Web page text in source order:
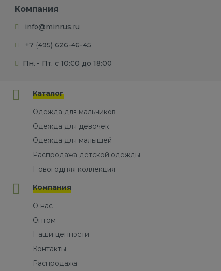
Компания
info@minrus.ru
+7 (495) 626-46-45
Пн. - Пт. с 10:00 до 18:00
Каталог
Одежда для мальчиков
Одежда для девочек
Одежда для малышей
Распродажа детской одежды
Новогодняя коллекция
Компания
О нас
Оптом
Наши ценности
Контакты
Распродажа